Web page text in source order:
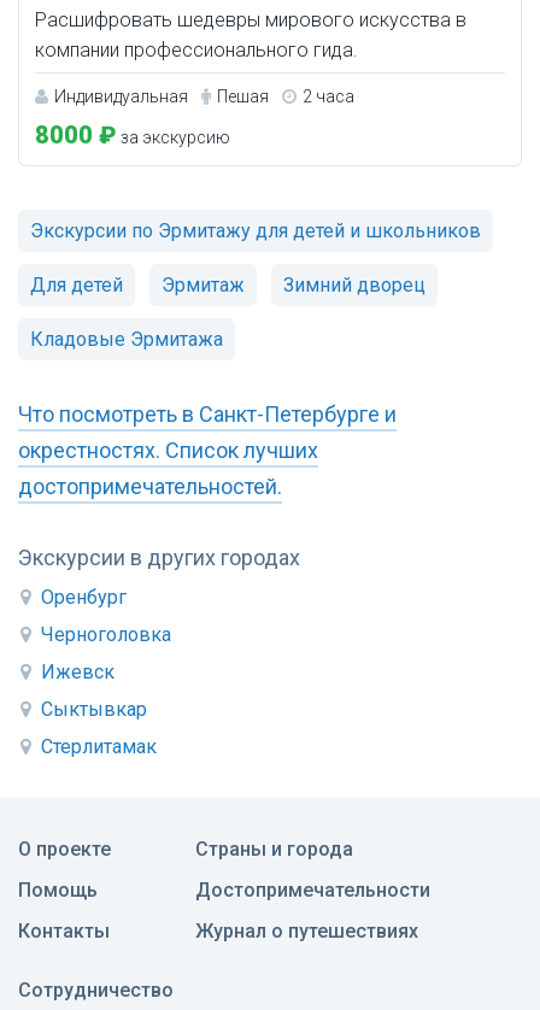
Экскурсии в других городах
Оренбург
Черноголовка
Ижевск
Сыктывкар
Стерлитамак
Расшифровать шедевры мирового искусства в
компании профессионального гида.
Индивидуальная Пешая 2 часа
8000 ₽ за экскурсию
Экскурсии по Эрмитажу для детей и школьников
Для детей Эрмитаж Зимний дворец
Кладовые Эрмитажа
Что посмотреть в Санкт-Петербурге и
окрестностях. Список лучших
достопримечательностей.
О проекте
Помощь
Контакты
Страны и города
Достопримечательности
Журнал о путешествиях
Сотрудничество